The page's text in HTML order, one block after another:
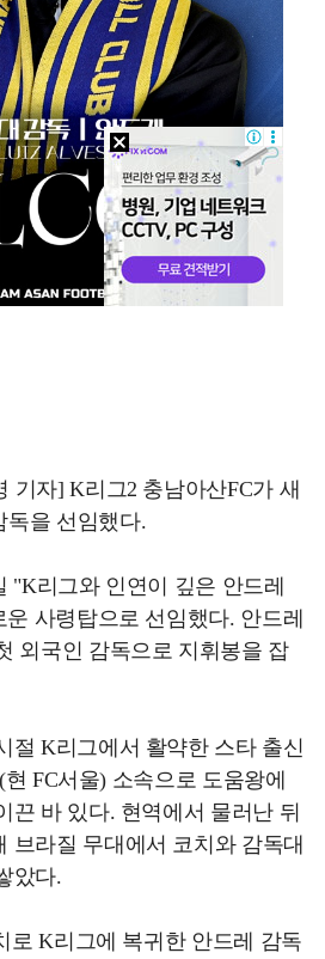
기자] K리그2 충남아산FC가 새
독을 선임했다.
"K리그와 인연이 깊은 안드레
운 사령탑으로 선임했다. 안드레
외국인 감독으로 지휘봉을 잡
절 K리그에서 활약한 스타 출신
FC서울) 소속으로 도움왕에
끈 바 있다. 현역에서 물러난 뒤
브라질 무대에서 코치와 감독대
았다.
로 K리그에 복귀한 안드레 감독